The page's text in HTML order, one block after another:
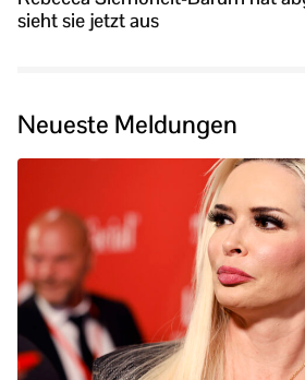
sieht sie jetzt aus
Neueste Meldungen